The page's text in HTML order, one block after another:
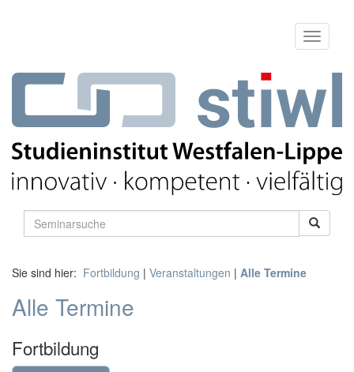
Sie sind hier: Fortbildung | Veranstaltungen | Alle Termine
Alle Termine
Fortbildung